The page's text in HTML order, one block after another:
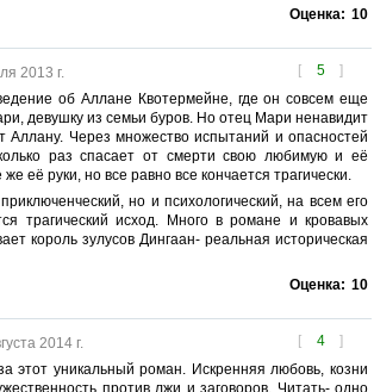
Оценка: 10
[ 5 ]
2013 г.
об Аллане Квотермейне, где он совсем еще
девушку из семьи буров. Но отец Мари ненавидит
Аллану. Через множество испытаний и опасностей
раз спасает от смерти свою любимую и её
её руки, но все равно все кончается трагически.
но и психологический, на всем его
трагический исход. Много в романе и кровавых
король зулусов Дингаан- реальная историческая
Оценка: 10
[ 4 ]
2014 г.
этот уникальный роман. Искренняя любовь, козни
против лжи и заговоров. Читать- одно